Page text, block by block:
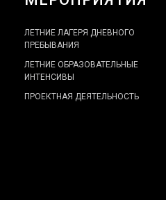
ЛЕТНИЕ ЛАГЕРЯ ДНЕВНОГО
ПРЕБЫВАНИЯ
ЛЕТНИЕ ОБРАЗОВАТЕЛЬНЫЕ
ИНТЕНСИВЫ
ПРОЕКТНАЯ ДЕЯТЕЛЬНОСТЬ